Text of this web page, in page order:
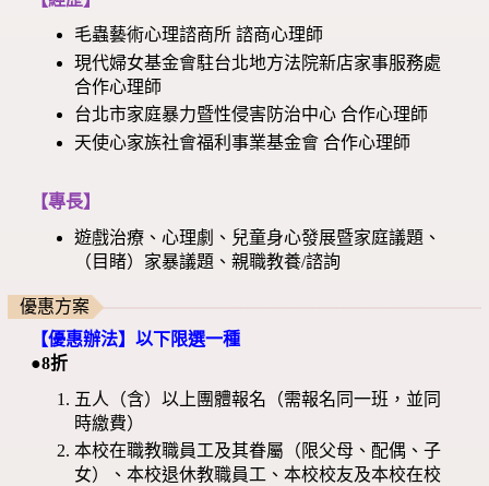
毛蟲藝術心理諮商所 諮商心理師
現代婦女基金會駐台北地方法院新店家事服務處
合作心理師
台北市家庭暴力暨性侵害防治中心 合作心理師
天使心家族社會福利事業基金會 合作心理師
【專長】
遊戲治療、心理劇、兒童身心發展暨家庭議題、
（目睹）家暴議題、親職教養/諮詢
優惠方案
【優惠辦法】以下限選一種
●8折
五人（含）以上團體報名（需報名同一班，並同
時繳費）
本校在職教職員工及其眷屬（限父母、配偶、子
女）、本校退休教職員工、本校校友及本校在校